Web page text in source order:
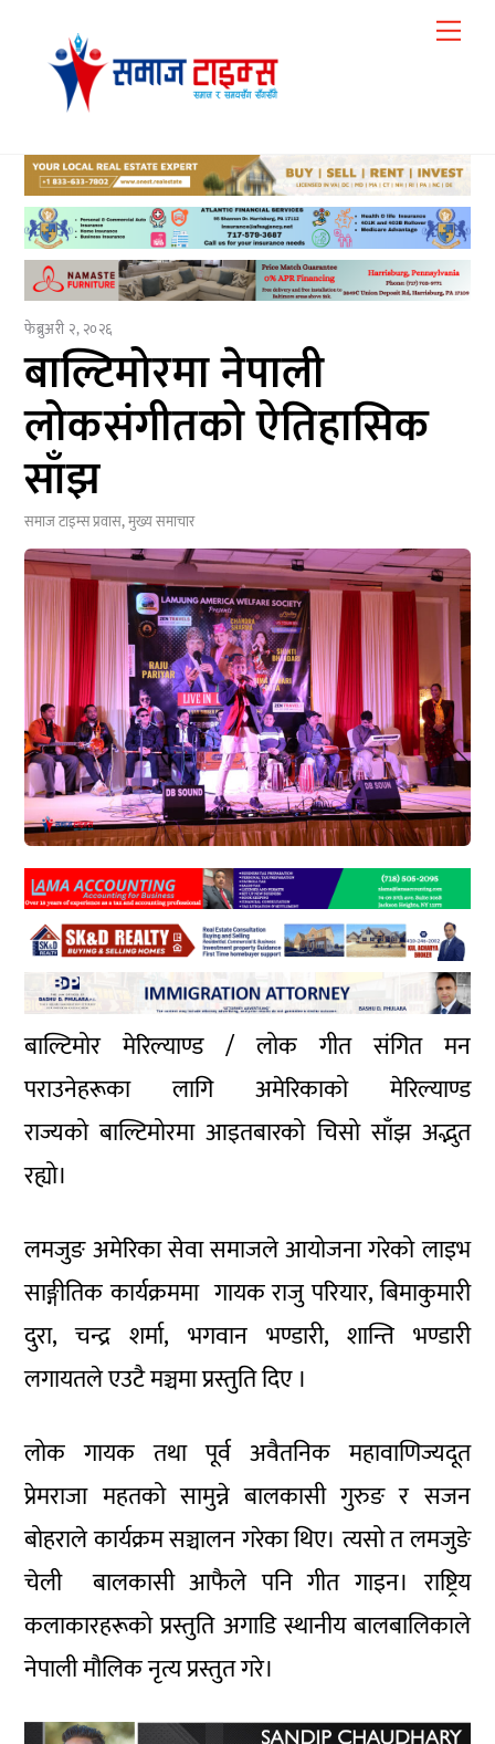
content
फेब्रुअरी २, २०२६
बाल्टिमोरमा नेपाली
लोकसंगीतको ऐतिहासिक
साँझ
समाज टाइम्सप्रवास,मुख्य समाचार
बाल्टिमोर मेरिल्याण्ड / लोक गीत संगित मन
पराउनेहरूका लागि अमेरिकाको मेरिल्याण्ड
राज्यको बाल्टिमोरमा आइतबारको चिसो साँझ अद्भुत
रह्यो।
लमजुङ अमेरिका सेवा समाजले आयोजना गरेको लाइभ
साङ्गीतिक कार्यक्रममा गायक राजु परियार, बिमाकुमारी
दुरा, चन्द्र शर्मा, भगवान भण्डारी, शान्ति भण्डारी
लगायतले एउटै मञ्चमा प्रस्तुति दिए ।
लोक गायक तथा पूर्व अवैतनिक महावाणिज्यदूत
प्रेमराजा महतको सामुन्ने बालकासी गुरुङ र सजन
बोहराले कार्यक्रम सञ्चालन गरेका थिए। त्यसो त लमजुङे
चेली बालकासी आफैले पनि गीत गाइन। राष्ट्रिय
कलाकारहरूको प्रस्तुति अगाडि स्थानीय बालबालिकाले
नेपाली मौलिक नृत्य प्रस्तुत गरे।